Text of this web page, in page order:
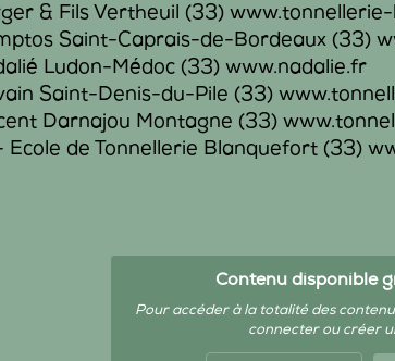
& Fils Vertheuil (33)
Saint-Caprais-de-Bordeaux (33)
Ludon-Médoc (33) www.nadalie.fr
Saint-Denis-du-Pile (33)
Darnajou Montagne (33)
Ecole de Tonnellerie Blanquefort (33)
Contenu disponible
Pour accéder à la totalité des
connecter ou créer